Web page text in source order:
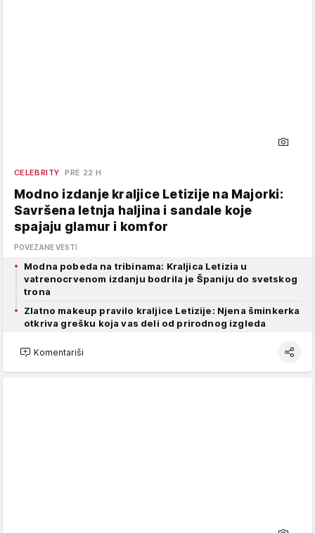
CELEBRITY PRE 22 H
Modno izdanje kraljice Letizije na Majorki:
Savršena letnja haljina i sandale koje
spajaju glamur i komfor
POVEZANE VESTI
Modna pobeda na tribinama: Kraljica Letizia u
vatrenocrvenom izdanju bodrila je Španiju do svetskog
trona
Zlatno makeup pravilo kraljice Letizije: Njena šminkerka
otkriva grešku koja vas deli od prirodnog izgleda
Komentariši